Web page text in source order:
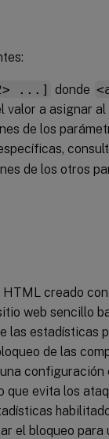
...] donde
valor a asignar
de los
de los otros
creado
web sencillo
las estadísticas
de las
configuración
evita los
el bloqueo para